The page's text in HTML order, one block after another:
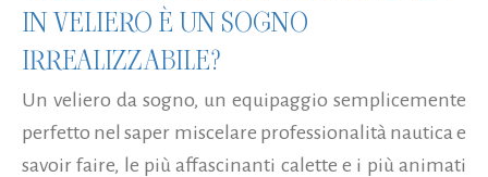
IN VELIERO È UN SOGNO
IRREALIZZABILE?
Un veliero da sogno, un equipaggio semplicemente
perfetto nel saper miscelare professionalità nautica e
savoir faire, le più affascinanti calette e i più animati